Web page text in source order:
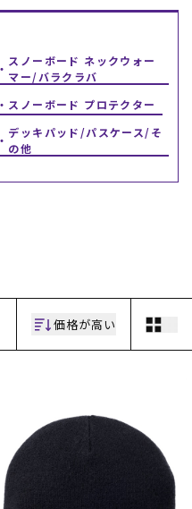
ご利用ガイド
アフターサポート
下取り保証について
よくある質問
店舗一覧
お問い合わせ
ニュース
スノーボード ネックウォー
マー/バラクラバ
スノーボード プロテクター
デッキパッド/パスケース/そ
の他
価格が高い